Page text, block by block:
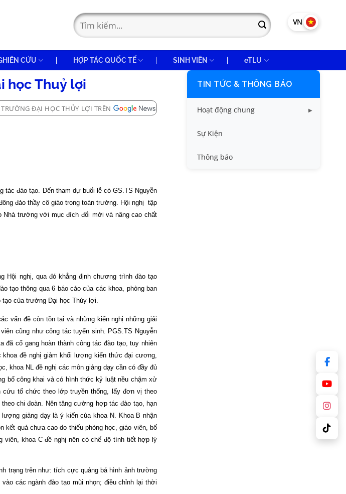
VN EN
CỨU HỢP TÁC QUỐC TẾ SINH VIÊN eTLU
học Thuỷ lợi
ĐẠI HỌC THỦY LỢI TRÊN
tác đào tạo. Đến tham dự buổi lễ có GS.TS Nguyễn
đảo thầy cô giáo trong toàn trường. Hội nghị
tập
Nhà trường với mục đích đổi mới và nâng cao chất
Hội nghị, qua đó khẳng định chương trình đào tạo
tạo thông qua 6 báo cáo của các khoa, phòng ban
của trường Đại học Thủy lợi.
vấn đề còn tồn tại và những kiến nghị những giải
cũng như công tác tuyển sinh. PGS.TS Nguyễn
cố gang hoàn thành công tác đào tạo, tuy nhiên
đề nghị giảm khối lượng kiến thức đại cương,
khoa NL đề nghị các môn giảng dạy cần có đầy đủ
bố công khai và có hình thức kỷ luật nều chậm xử
tổ chức theo lớp truyền thống, lấy đơn vị theo
chi đoàn. Nên tăng cường hợp tác đào tạo, hạn
giảng dạy là ý kiến của khoa N. Khoa B nhận
quả chưa cao do thiếu phòng học, giáo viên, bố
khoa C đề nghị nên có chế độ tính tiết hợp lý
trạng trên như:tích cực quảng bá hình ảnh trường
các ngành đào tạo mũi nhọn; điều chỉnh lại thời
TIN TỨC & THÔNG BÁO
Hoạt động chung
Tin công tác sinh viên
Tin đào tạo
Sự Kiện
Thông báo